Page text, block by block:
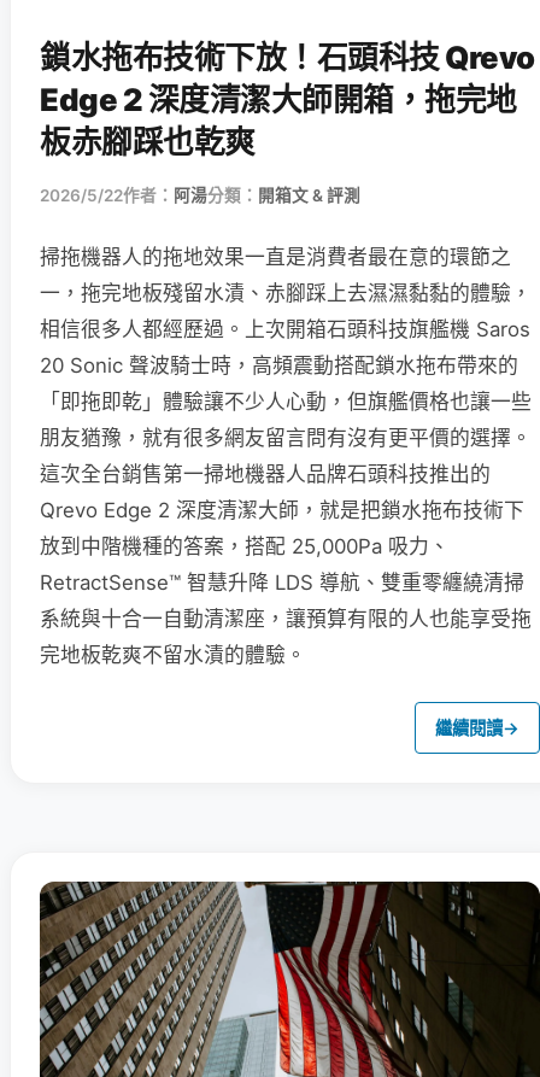
鎖水拖布技術下放！石頭科技 Qrevo
Edge 2 深度清潔大師開箱，拖完地
板赤腳踩也乾爽
2026/5/22作者： 阿湯分類： 開箱文 & 評測
掃拖機器人的拖地效果一直是消費者最在意的環節之
一，拖完地板殘留水漬、赤腳踩上去濕濕黏黏的體驗，
相信很多人都經歷過。上次開箱石頭科技旗艦機 Saros
20 Sonic 聲波騎士時，高頻震動搭配鎖水拖布帶來的
「即拖即乾」體驗讓不少人心動，但旗艦價格也讓一些
朋友猶豫，就有很多網友留言問有沒有更平價的選擇。
這次全台銷售第一掃地機器人品牌石頭科技推出的
Qrevo Edge 2 深度清潔大師，就是把鎖水拖布技術下
放到中階機種的答案，搭配 25,000Pa 吸力、
RetractSense™ 智慧升降 LDS 導航、雙重零纏繞清掃
系統與十合一自動清潔座，讓預算有限的人也能享受拖
完地板乾爽不留水漬的體驗。
繼續閱讀→